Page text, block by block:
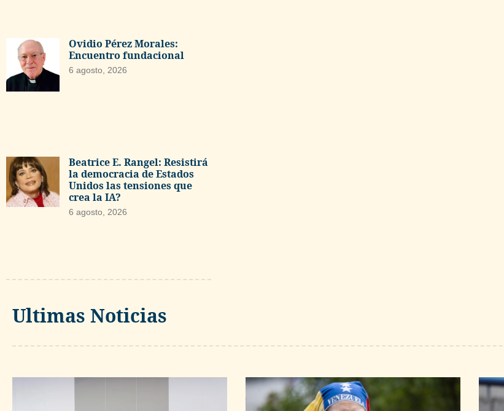
Ovidio Pérez Morales:
Encuentro fundacional
6 agosto, 2026
Beatrice E. Rangel: Resistirá
la democracia de Estados
Unidos las tensiones que
crea la IA?
6 agosto, 2026
Ultimas Noticias